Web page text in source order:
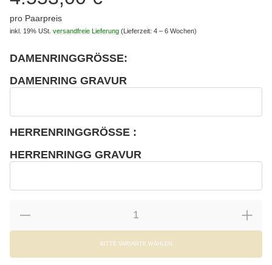
pro Paarpreis
inkl. 19% USt. versandfreie Lieferung (Lieferzeit: 4 – 6 Wochen)
DAMENRINGGRÖSSE:
DAMENRING GRAVUR
HERRENRINGGRÖSSE :
HERRENRINGG GRAVUR
BITTE VARIANTE WÄHLEN